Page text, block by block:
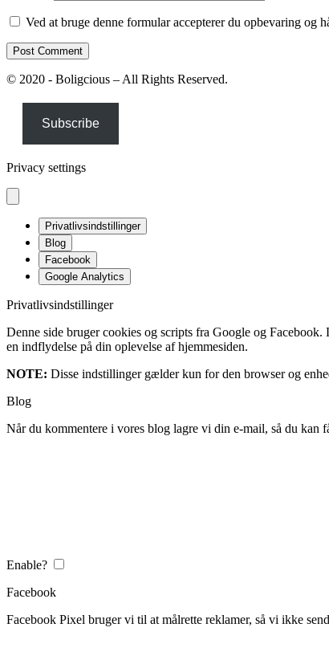
Ved at bruge denne formular accepterer du opbevaring og
© 2020 - Boligcious – All Rights Reserved.
Subscribe
Privacy settings
Privatlivsindstillinger
Blog
Facebook
Google Analytics
Privatlivsindstillinger
Denne side bruger cookies og scripts fra Google og
en indflydelse på din oplevelse af hjemmesiden.
NOTE: Disse indstillinger gælder kun for den browser og
Blog
Når du kommentere i vores blog lagre vi din e-mail, så du kan
Enable?
Facebook
Facebook Pixel bruger vi til at målrette reklamer, så vi ikke